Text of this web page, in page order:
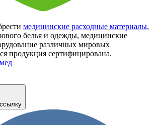
медицинские расходные материалы,
белья и одежды, медицинские
различных мировых
продукция сертифицирована.